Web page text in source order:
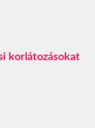
korlátozásokat